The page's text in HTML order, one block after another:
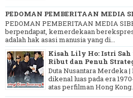
PEDOMAN PEMBERITAAN MEDIA
PEDOMAN PEMBERITAAN MEDIA
berpendapat, kemerdekaan
adalah hak asasi manusia yang di...
Kisah Lily Ho: Istri
Ribut dan Penuh
Duta Nusantara Merdeka
dikenal luas pada era
atas perfilman Hong